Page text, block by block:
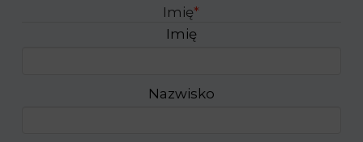
Imię*
Imię
Nazwisko